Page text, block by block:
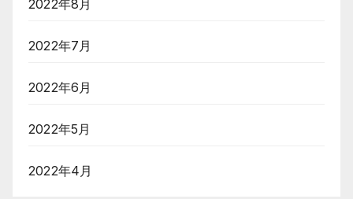
2022年8月
2022年7月
2022年6月
2022年5月
2022年4月